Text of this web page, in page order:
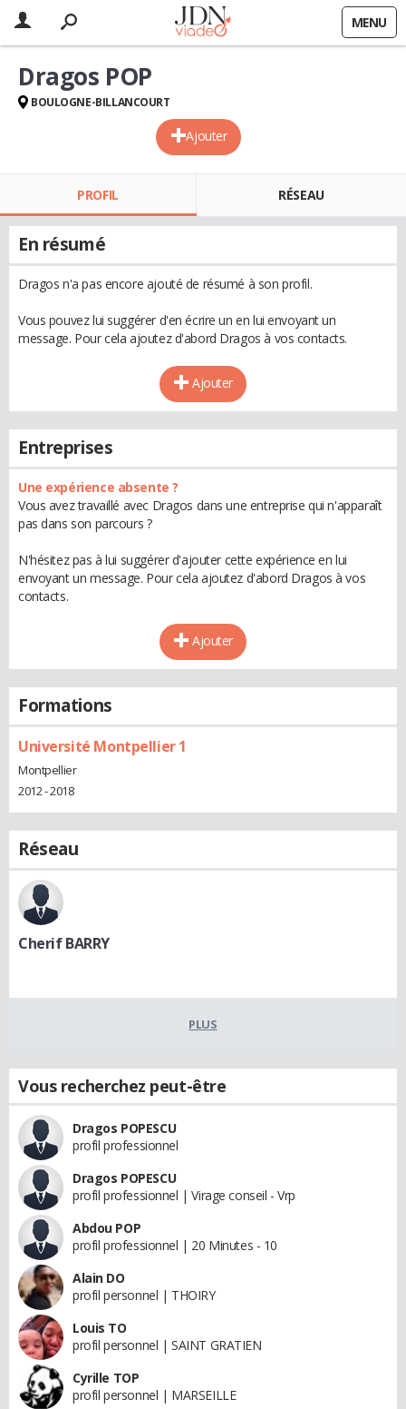
MENU
Ajouter
Dragos POP
BOULOGNE-BILLANCOURT
PROFIL RÉSEAU
En résumé
Dragos n'a pas encore ajouté de résumé à son profil.
Vous pouvez lui suggérer d'en écrire un en lui envoyant un
message. Pour cela ajoutez d'abord Dragos à vos contacts.
Ajouter
Entreprises
Une expérience absente ?
Vous avez travaillé avec Dragos dans une entreprise qui n'apparaît
pas dans son parcours ?
N'hésitez pas à lui suggérer d'ajouter cette expérience en lui
envoyant un message. Pour cela ajoutez d'abord Dragos à vos
contacts.
Ajouter
Formations
Université Montpellier 1
Montpellier
2012 - 2018
Réseau
Cherif BARRY
PLUS
Vous recherchez peut-être
Dragos POPESCU
profil professionnel
Dragos POPESCU
profil professionnel | Virage conseil - Vrp
Abdou POP
profil professionnel | 20 Minutes - 10
Alain DO
profil personnel | THOIRY
Louis TO
profil personnel | SAINT GRATIEN
Cyrille TOP
profil personnel | MARSEILLE